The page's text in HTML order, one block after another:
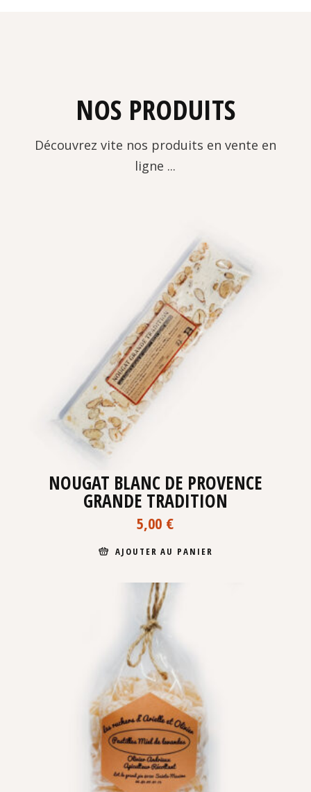
NOS PRODUITS
Découvrez vite nos produits en vente en
ligne ...
NOUGAT BLANC DE PROVENCE
GRANDE TRADITION
5,00 €
AJOUTER AU PANIER